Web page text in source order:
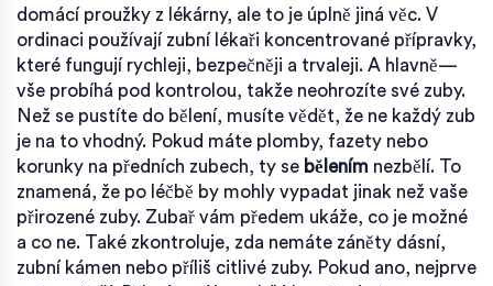
domácí proužky z lékárny, ale to je úplně jiná věc. V
ordinaci používají zubní lékaři koncentrované přípravky,
které fungují rychleji, bezpečněji a trvaleji. A hlavně—
vše probíhá pod kontrolou, takže neohrozíte své zuby.
Než se pustíte do bělení, musíte vědět, že ne každý zub
je na to vhodný. Pokud máte plomby, fazety nebo
korunky na předních zubech, ty se bělením nezbělí. To
znamená, že po léčbě by mohly vypadat jinak než vaše
přirozené zuby. Zubař vám předem ukáže, co je možné
a co ne. Také zkontroluje, zda nemáte záněty dásní,
zubní kámen nebo příliš citlivé zuby. Pokud ano, nejprve